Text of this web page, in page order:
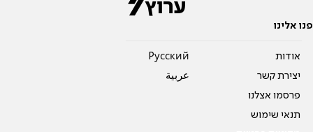
פנו אלינו
אודות
יצירת קשר
פרסמו אצלנו
תנאי שימוש
Pусский
عربية